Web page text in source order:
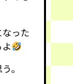
った
。